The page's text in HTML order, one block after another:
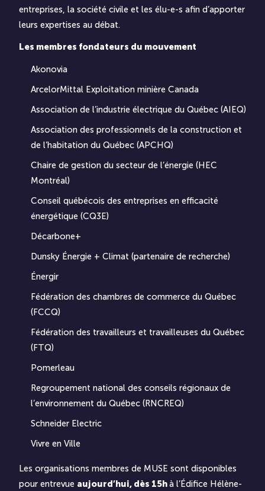
entreprises, la société civile et les élu-e-s afin d’apporter
leurs expertises au débat.
Les membres fondateurs du mouvement
Akonovia
ArcelorMittal Exploitation minière Canada
Association de l’industrie électrique du Québec (AIEQ)
Association des professionnels de la construction et
de l’habitation du Québec (APCHQ)
Chaire de gestion du secteur de l’énergie (HEC
Montréal)
Conseil québécois des entreprises en efficacité
énergétique (CQ3E)
Décarbone+
Dunsky Énergie + Climat (partenaire de recherche)
Énergir
Fédération des chambres de commerce du Québec
(FCCQ)
Fédération des travailleurs et travailleuses du Québec
(FTQ)
Pomerleau
Regroupement national des conseils régionaux de
l’environnement du Québec (RNCREQ)
Schneider Electric
Vivre en Ville
Les organisations membres de MUSE sont disponibles
pour entrevue aujourd’hui, dès 15hà l’Édifice Hélène-